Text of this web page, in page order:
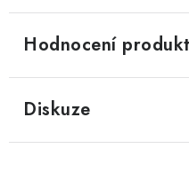
Hodnocení
Diskuze